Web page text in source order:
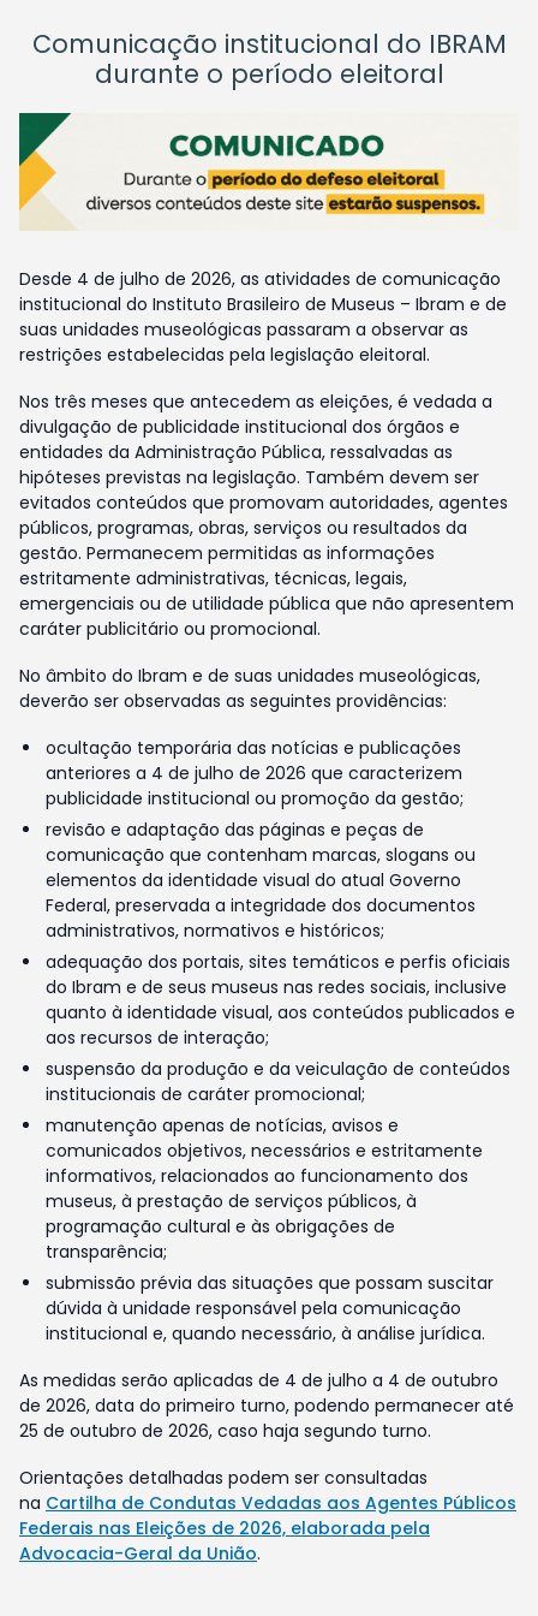
Comunicação institucional do IBRAM
durante o período eleitoral
Desde 4 de julho de 2026, as atividades de comunicação
institucional do Instituto Brasileiro de Museus – Ibram e de
suas unidades museológicas passaram a observar as
restrições estabelecidas pela legislação eleitoral.
Nos três meses que antecedem as eleições, é vedada a
divulgação de publicidade institucional dos órgãos e
entidades da Administração Pública, ressalvadas as
hipóteses previstas na legislação. Também devem ser
evitados conteúdos que promovam autoridades, agentes
públicos, programas, obras, serviços ou resultados da
gestão. Permanecem permitidas as informações
estritamente administrativas, técnicas, legais,
emergenciais ou de utilidade pública que não apresentem
caráter publicitário ou promocional.
No âmbito do Ibram e de suas unidades museológicas,
deverão ser observadas as seguintes providências:
ocultação temporária das notícias e publicações
anteriores a 4 de julho de 2026 que caracterizem
publicidade institucional ou promoção da gestão;
revisão e adaptação das páginas e peças de
comunicação que contenham marcas, slogans ou
elementos da identidade visual do atual Governo
Federal, preservada a integridade dos documentos
administrativos, normativos e históricos;
adequação dos portais, sites temáticos e perfis oficiais
do Ibram e de seus museus nas redes sociais, inclusive
quanto à identidade visual, aos conteúdos publicados e
aos recursos de interação;
suspensão da produção e da veiculação de conteúdos
institucionais de caráter promocional;
manutenção apenas de notícias, avisos e
comunicados objetivos, necessários e estritamente
informativos, relacionados ao funcionamento dos
museus, à prestação de serviços públicos, à
programação cultural e às obrigações de
transparência;
submissão prévia das situações que possam suscitar
dúvida à unidade responsável pela comunicação
institucional e, quando necessário, à análise jurídica.
As medidas serão aplicadas de 4 de julho a 4 de outubro
de 2026, data do primeiro turno, podendo permanecer até
25 de outubro de 2026, caso haja segundo turno.
Orientações detalhadas podem ser consultadas
na Cartilha de Condutas Vedadas aos Agentes Públicos
Federais nas Eleições de 2026, elaborada pela
Advocacia-Geral da União.